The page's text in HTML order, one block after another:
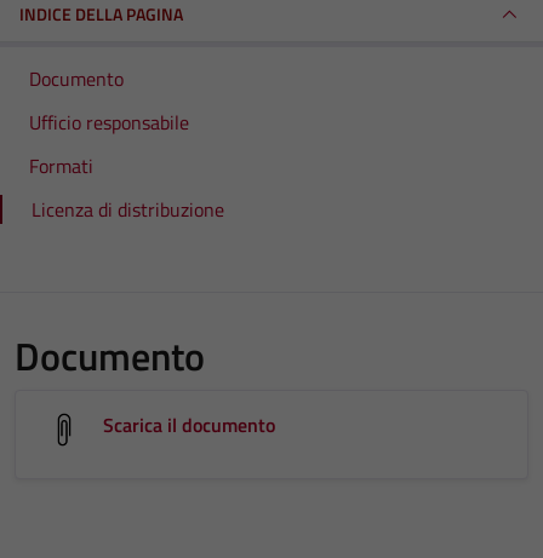
INDICE DELLA PAGINA
Documento
Ufficio responsabile
Formati
Licenza di distribuzione
Documento
Scarica il documento